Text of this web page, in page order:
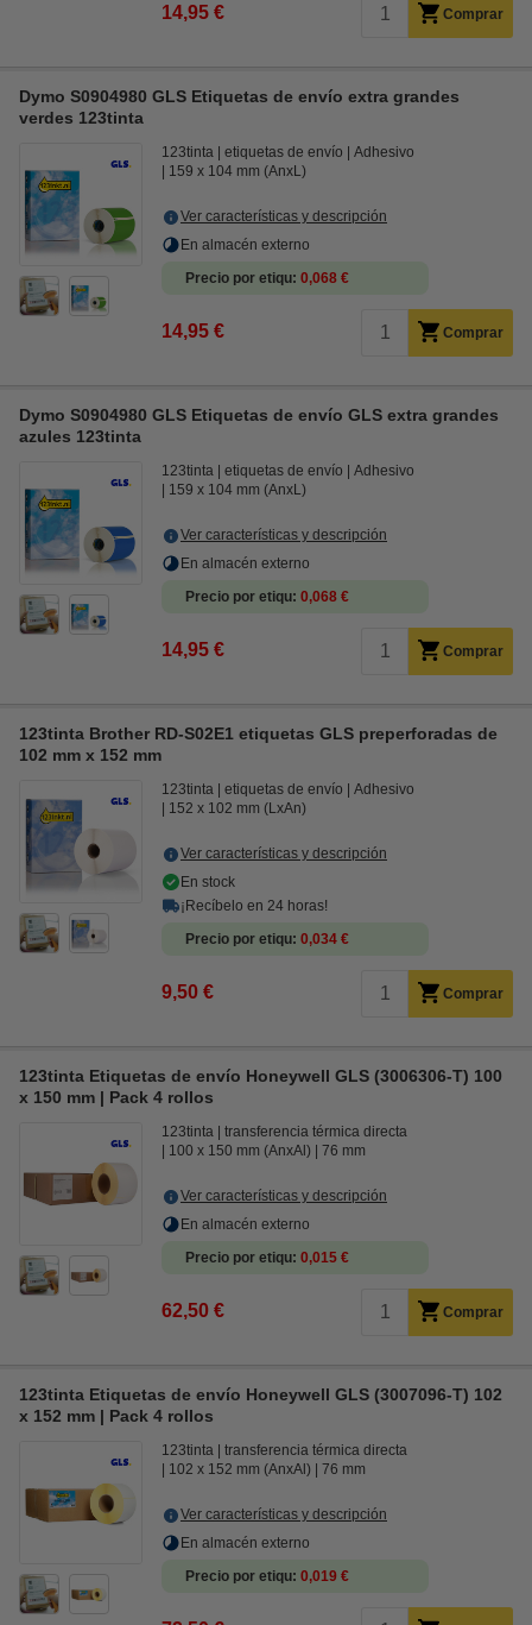
14,95 € Comprar
Dymo S0904980 GLS Etiquetas de envío extra grandes
verdes 123tinta
123tinta etiquetas de envío
Adhesivo
159 x 104 mm (AnxL)
Ver características y descripción
En almacén externo
Precio por etiqu 0,068 €
14,95 € Comprar
Dymo S0904980 GLS Etiquetas de envío GLS extra grandes
azules 123tinta
123tinta etiquetas de envío
Adhesivo
159 x 104 mm (AnxL)
Ver características y descripción
En almacén externo
Precio por etiqu 0,068 €
14,95 € Comprar
123tinta Brother RD-S02E1 etiquetas GLS preperforadas de
102 mm x 152 mm
123tinta etiquetas de envío
Adhesivo
152 x 102 mm (LxAn)
Ver características y descripción
En stock
¡Recíbelo en 24 horas!
Precio por etiqu 0,034 €
9,50 € Comprar
123tinta Etiquetas de envío Honeywell GLS (3006306-T) 100
x 150 mm | Pack 4 rollos
123tinta
transferencia térmica directa
100 x 150 mm (AnxAl)
76 mm
Ver características y descripción
En almacén externo
Precio por etiqu 0,015 €
62,50 € Comprar
123tinta Etiquetas de envío Honeywell GLS (3007096-T) 102
x 152 mm | Pack 4 rollos
123tinta
transferencia térmica directa
102 x 152 mm (AnxAl)
76 mm
Ver características y descripción
En almacén externo
Precio por etiqu 0,019 €